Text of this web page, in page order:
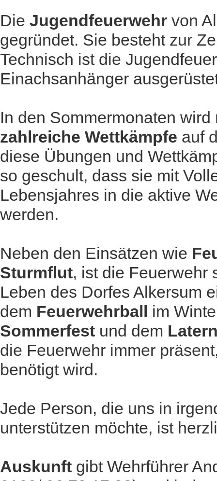
Die Jugendfeuerwehr von
gegründet. Sie besteht zur
Technisch ist die
Einachsanhänger
In den Sommermonaten
zahlreiche Wettkämpfe auf
diese Übungen und
so geschult, dass sie mit
Lebensjahres in die aktive
werden.
Neben den Einsätzen wie
Sturmflut, ist die Feuerwehr
Leben des Dorfes Alkersum
dem Feuerwehrball im
Sommerfest und dem
die Feuerwehr immer
benötigt wird.
Jede Person, die uns in
unterstützen möchte, ist
Auskunft gibt Wehrführer